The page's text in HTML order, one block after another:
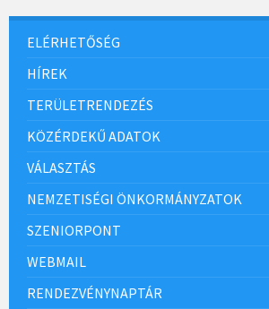
ELÉRHETŐSÉG
HÍREK
TERÜLETRENDEZÉS
KÖZÉRDEKŰ ADATOK
VÁLASZTÁS
NEMZETISÉGI ÖNKORMÁNYZATOK
SZENIORPONT
WEBMAIL
RENDEZVÉNYNAPTÁR